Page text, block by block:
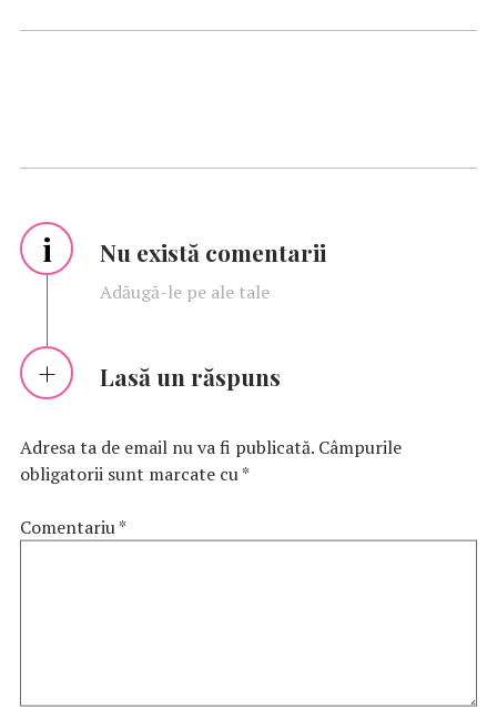
i Nu există comentarii
Adăugă-le pe ale tale
Lasă un răspuns
Adresa ta de email nu va fi publicată. Câmpurile
obligatorii sunt marcate cu*
Comentariu*